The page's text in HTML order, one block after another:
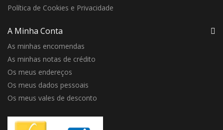
Política de Cookies e Privacidade
A Minha Conta
As minhas encomendas
As minhas notas de crédito
Os meus endereços
Os meus dados pessoais
Os meus vales de desconto